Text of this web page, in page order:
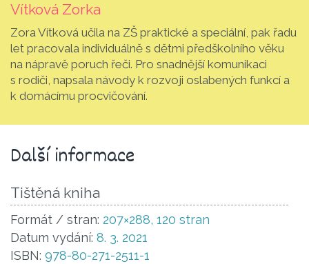
Vítková Zorka
Zora Vítková učila na ZŠ praktické a speciální, pak řadu
let pracovala individuálně s dětmi předškolního věku
na nápravě poruch řeči. Pro snadnější komunikaci
s rodiči, napsala návody k rozvoji oslabených funkcí a
k domácímu procvičování.
Další informace
Tištěná kniha
Formát / stran: 207×288, 120 stran
Datum vydání: 8. 3. 2021
ISBN: 978-80-271-2511-1